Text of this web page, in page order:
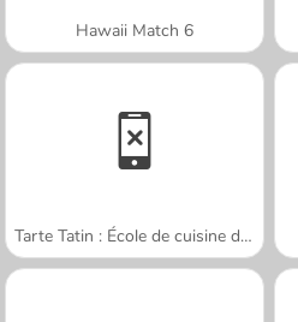
Hawaii Match 6
Tarte Tatin : École de cuisine de Sara